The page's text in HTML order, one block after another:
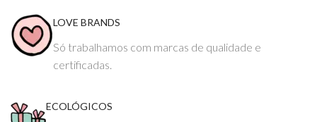
LOVE BRANDS
Só trabalhamos com marcas de qualidade e
certificadas.
ECOLÓGICOS